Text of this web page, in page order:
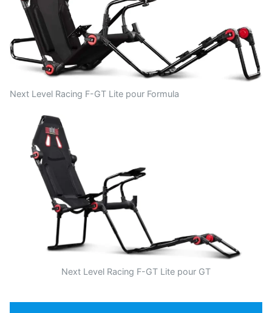
Next Level Racing F-GT Lite pour Formula
Next Level Racing F-GT Lite pour GT